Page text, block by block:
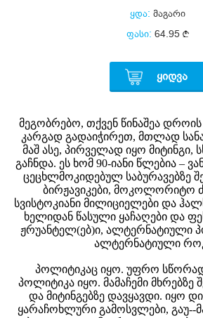
ყდა: მაგარი
ფასი: 64.95
ᲧᲘᲓᲕᲐ
მეგობრებო, თქვენ წინაშეა დროის
კარგად გადაიჭირეთ, მთლად
მაშ ასე, პირველად იყო მიტინგი,
გაჩნდა. ეს ხომ 90-იანი წლებია –
ცეცხლმოკიდებულ საბურავებზე
ბირჟავიკები, მოკოლორიტო
სვისტოკიანი მილიციელები და
ხელიდან წასული ყაჩაღები და
ჟრუანტელ(ებ)ი, ალტერნატიული
ალტერნატიული
პოლიტიკაც იყო. უფრო
პოლიტიკა იყო. მამაჩემი მხრებზე
და მიტინგებზე დავყავდი. იყო
ყარაჩოხლური გამოსვლები, გაუ--